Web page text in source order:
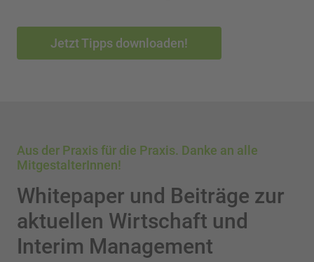
Jetzt Tipps downloaden!
Aus der Praxis für die Praxis. Danke an alle
MitgestalterInnen!
Whitepaper und Beiträge zur
aktuellen Wirtschaft und
Interim Management